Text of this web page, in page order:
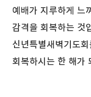
예배가 지루하게 느
감격을 회복하는 것
신년특별새벽기도
회복하시는 한 해가